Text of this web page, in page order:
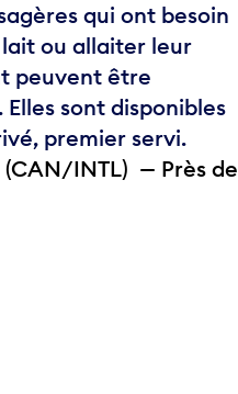
qui ont besoin
ou allaiter leur
peuvent être
sont disponibles
premier servi.
INTL) — Près de